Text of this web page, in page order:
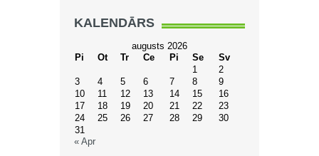
KALENDĀRS
augusts 2026
Pi
Ot Tr Ce Pi Se
Sv
1
2
3
4 5 6 7 8
9
10
11 12 13 14 15
16
17
18 19 20 21 22
23
24
25 26 27 28 29
30
31
« Apr